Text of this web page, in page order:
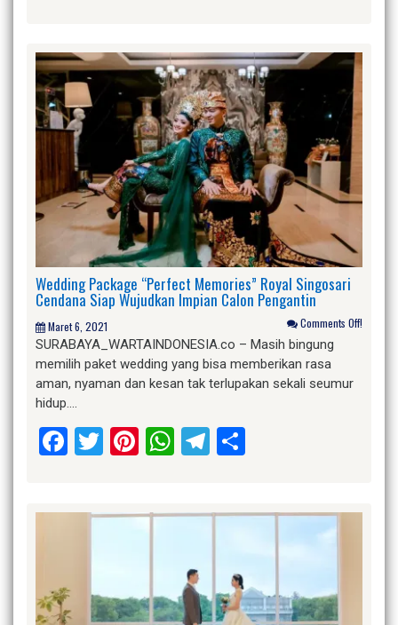
Wedding Package “Perfect Memories” Royal Singosari
Cendana Siap Wujudkan Impian Calon Pengantin
Maret 6, 2021 Comments Off!
SURABAYA_WARTAINDONESIA.co – Masih bingung
memilih paket wedding yang bisa memberikan rasa
aman, nyaman dan kesan tak terlupakan sekali seumur
hidup….
Facebook
Twitter
Pinterest
WhatsApp
Telegram